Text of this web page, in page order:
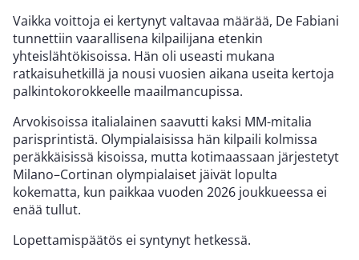
Vaikka voittoja ei kertynyt valtavaa määrää, De Fabiani
tunnettiin vaarallisena kilpailijana etenkin
yhteislähtökisoissa. Hän oli useasti mukana
ratkaisuhetkillä ja nousi vuosien aikana useita kertoja
palkintokorokkeelle maailmancupissa.
Arvokisoissa italialainen saavutti kaksi MM-mitalia
parisprintistä. Olympialaisissa hän kilpaili kolmissa
peräkkäisissä kisoissa, mutta kotimaassaan järjestetyt
Milano–Cortinan olympialaiset jäivät lopulta
kokematta, kun paikkaa vuoden 2026 joukkueessa ei
enää tullut.
Lopettamispäätös ei syntynyt hetkessä.